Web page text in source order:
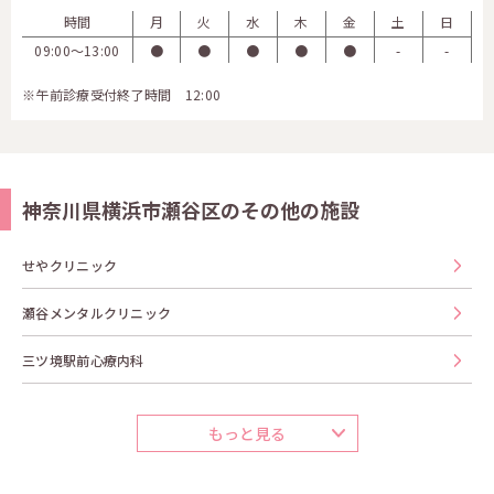
時間 月 火 水 木 金 土
日
09:00〜13:00
● ● ● ● ● - -
※午前診療受付終了時間 12:00
神奈川県横浜市瀬谷区のその他の施設
せやクリニック
瀬谷メンタルクリニック
三ツ境駅前心療内科
もっと見る